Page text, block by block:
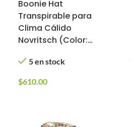
Boonie Hat
Transpirable para
Clima Cálido
Novritsch (Color:
S/M)5 en stock
$610.00